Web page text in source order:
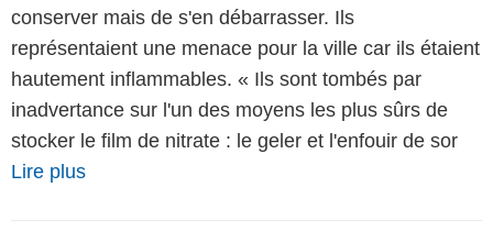
conserver mais de s'en débarrasser. Ils
représentaient une menace pour la ville car ils étaient
hautement inflammables. « Ils sont tombés par
inadvertance sur l'un des moyens les plus sûrs de
stocker le film de nitrate : le geler et l'enfouir de sor
Lire plus